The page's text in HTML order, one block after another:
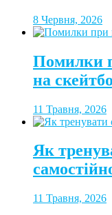
8 Червня, 2026
Помилки
на
11 Травня, 2026
Як
11 Травня, 2026